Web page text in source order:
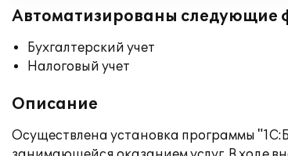
Автоматизированы следующие
Бухгалтерский учет
Налоговый учет
Описание
Осуществлена установка программы